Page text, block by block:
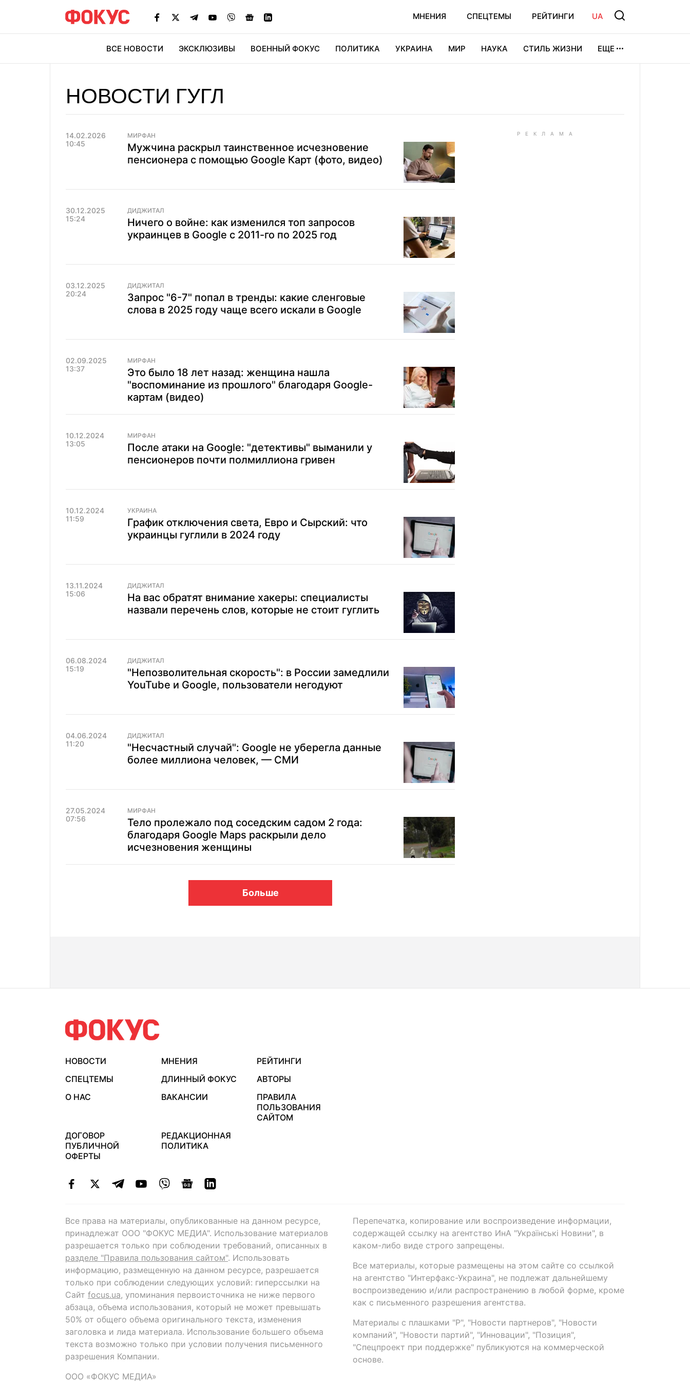
МНЕНИЯ СПЕЦТЕМЫ РЕЙТИНГИ UA
ВСЕ НОВОСТИ ЭКСКЛЮЗИВЫ ВОЕННЫЙ ФОКУС ПОЛИТИКА УКРАИНА МИР НАУКА СТИЛЬ ЖИЗНИ ЕЩЕ
НОВОСТИ ГУГЛ
14.02.2026
10:45
МИРФАН
Мужчина раскрыл таинственное исчезновение
пенсионера с помощью Google Карт (фото, видео)
30.12.2025
15:24
ДИДЖИТАЛ
Ничего о войне: как изменился топ запросов
украинцев в Google с 2011-го по 2025 год
03.12.2025
20:24
ДИДЖИТАЛ
Запрос "6-7" попал в тренды: какие сленговые
слова в 2025 году чаще всего искали в Google
02.09.2025
13:37
МИРФАН
Это было 18 лет назад: женщина нашла
"воспоминание из прошлого" благодаря Google-
картам (видео)
10.12.2024
13:05
МИРФАН
После атаки на Google: "детективы" выманили у
пенсионеров почти полмиллиона гривен
10.12.2024
11:59
УКРАИНА
График отключения света, Евро и Сырский: что
украинцы гуглили в 2024 году
13.11.2024
15:06
ДИДЖИТАЛ
На вас обратят внимание хакеры: специалисты
назвали перечень слов, которые не стоит гуглить
06.08.2024
15:19
ДИДЖИТАЛ
"Непозволительная скорость": в России замедлили
YouTube и Google, пользователи негодуют
04.06.2024
11:20
ДИДЖИТАЛ
"Несчастный случай": Google не уберегла данные
более миллиона человек, — СМИ
27.05.2024
07:56
МИРФАН
Тело пролежало под соседским садом 2 года:
благодаря Google Maps раскрыли дело
исчезновения женщины
Больше
НОВОСТИ МНЕНИЯ
РЕЙТИНГИ
СПЕЦТЕМЫ
ДЛИННЫЙ ФОКУС
АВТОРЫ
О НАС
ВАКАНСИИ
ПРАВИЛА
ПОЛЬЗОВАНИЯ
САЙТОМ
ДОГОВОР
ПУБЛИЧНОЙ
ОФЕРТЫ
РЕДАКЦИОННАЯ
ПОЛИТИКА
Все права на материалы, опубликованные на данном ресурсе,
принадлежат ООО "ФОКУС МЕДИА". Использование материалов
разрешается только при соблюдении требований, описанных в
разделе "Правила пользования сайтом". Использовать
информацию, размещенную на данном ресурсе, разрешается
только при соблюдении следующих условий: гиперссылки на
Сайт focus.ua, упоминания первоисточника не ниже первого
абзаца, объема использования, который не может превышать
50% от общего объема оригинального текста, изменения
заголовка и лида материала. Использование большего объема
текста возможно только при условии получения письменного
разрешения Компании.
ООО «ФОКУС МЕДИА»
Перепечатка, копирование или воспроизведение информации,
содержащей ссылку на агентство ИнА "Українські Новини", в
каком-либо виде строго запрещены.
Все материалы, которые размещены на этом сайте со ссылкой
на агентство "Интерфакс-Украина", не подлежат дальнейшему
воспроизведению и/или распространению в любой форме, кроме
как с письменного разрешения агентства.
Материалы с плашками "Р", "Новости партнеров", "Новости
компаний", "Новости партий", "Инновации", "Позиция",
"Спецпроект при поддержке" публикуются на коммерческой
основе.